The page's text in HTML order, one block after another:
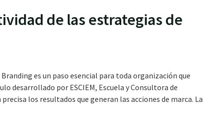
de las estrategias de
es un paso esencial para toda organización que
desarrollado por ESCIEM, Escuela y Consultora de
los resultados que generan las acciones de marca. La